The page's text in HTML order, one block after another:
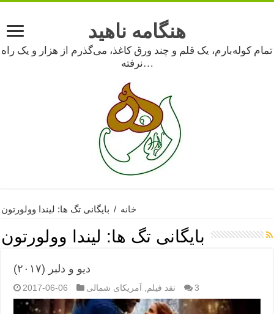
هنگامه ناهید
تمام کوله‌بارم، یک قلم و چند ورق کاغذ، می‌گذرم از هزار و یک راه
نرفته…
خانه / بایگانی تگ ها: لیندا وولورتون
بایگانی تگ ها: لیندا وولورتون
دیو و دلبر (۲۰۱۷)
2017-06-06 نقد فیلم آمریکای شمالی 3